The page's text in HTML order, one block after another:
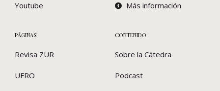
CONTENIDO
Sobre la Cátedra
Podcast
PÁGINAS
Revisa ZUR
UFRO
Más información
Youtube